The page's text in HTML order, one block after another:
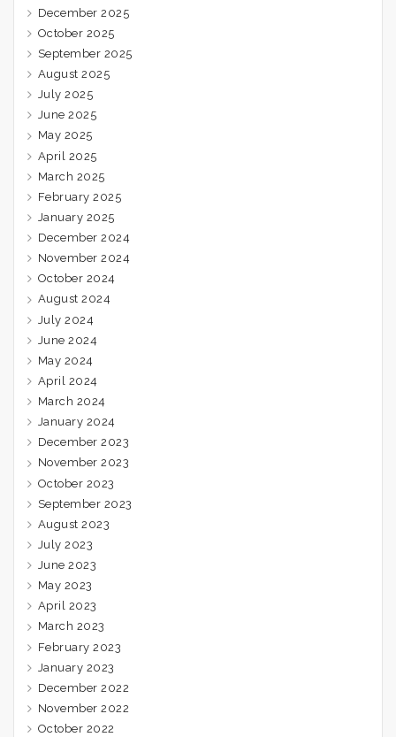
December 2025
October 2025
September 2025
August 2025
July 2025
June 2025
May 2025
April 2025
March 2025
February 2025
January 2025
December 2024
November 2024
October 2024
August 2024
July 2024
June 2024
May 2024
April 2024
March 2024
January 2024
December 2023
November 2023
October 2023
September 2023
August 2023
July 2023
June 2023
May 2023
April 2023
March 2023
February 2023
January 2023
December 2022
November 2022
October 2022